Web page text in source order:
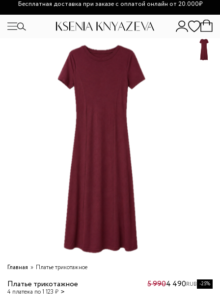
Возможно увеличение сроков доставки из-за высокой
загруженности.
Главная Платье трикотажное
Платье трикотажное
4 платежа по 1 123 ₽
5 9904 490RUB -25%